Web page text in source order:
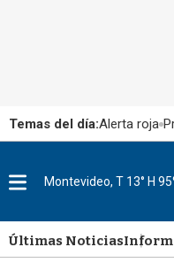
Temas del día:Alerta roja
u
Montevideo, T 13° H
Últimas Noticias